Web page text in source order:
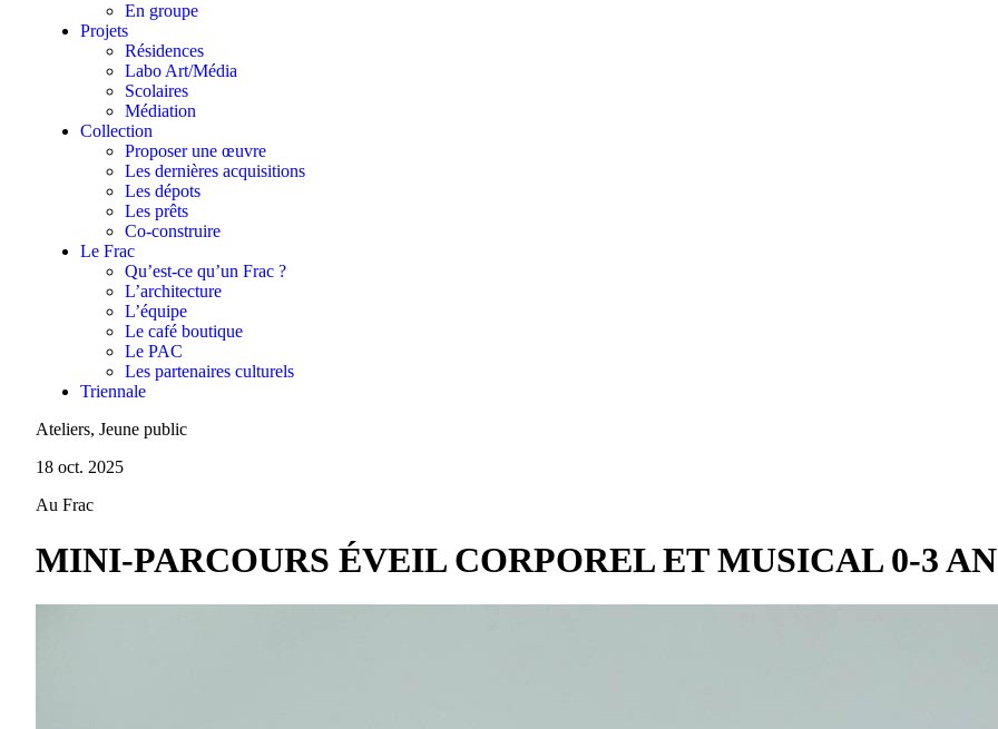
En groupe
Projets
Résidences
Labo Art/Média
Scolaires
Médiation
Collection
Proposer une œuvre
Les dernières acquisitions
Les dépots
Les prêts
Co-construire
Le Frac
Qu’est-ce qu’un Frac ?
L’architecture
L’équipe
Le café boutique
Le PAC
Les partenaires culturels
Triennale
Ateliers, Jeune public
18 oct. 2025
Au Frac
MINI-PARCOURS ÉVEIL CORPOREL ET MUSICAL 0-3